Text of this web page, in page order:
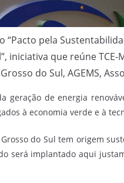
pela
iniciativa que reúne
do Sul, AGEMS,
geração de energia
à economia verde e à
do Sul tem origem
será implantado aqui